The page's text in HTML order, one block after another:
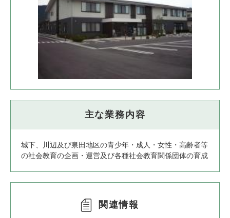
主な業務内容
城下、川辺及び泉田地区の青少年・成人・女性・高齢者等
の社会教育の企画・運営及び各種社会教育関係団体の育成
関連情報